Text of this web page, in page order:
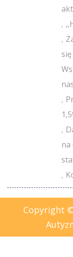
się
na
Copyright